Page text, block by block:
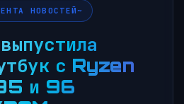
НОВОСТЕЙ~
с Ryzen
и 96